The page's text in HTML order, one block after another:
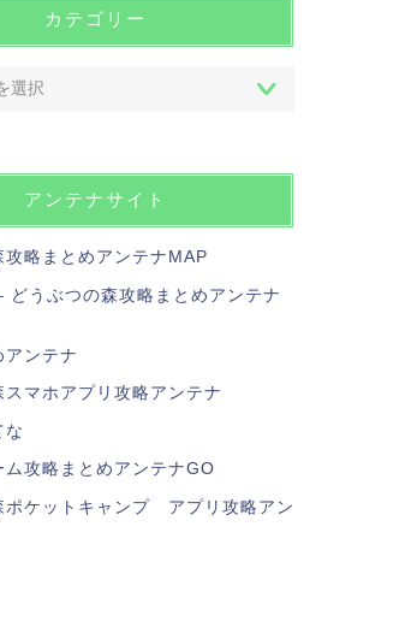
カテゴリー
アンテナサイト
攻略まとめアンテナMAP
どうぶつの森攻略まとめアンテナ
アンテナ
スマホアプリ攻略アンテナ
な
ム攻略まとめアンテナGO
ポケットキャンプ アプリ攻略アン